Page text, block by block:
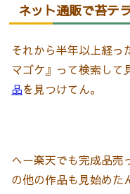
ネット通販で苔テ
それから半年以上経っ
マゴケ』って検索して
品を見つけてん。
へー楽天でも完成品売
の他の作品も見始めた